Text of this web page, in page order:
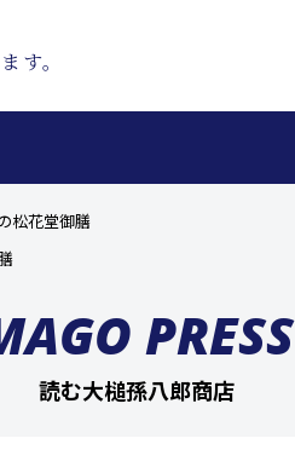
す。
松花堂御膳
PRESS
読む大槌孫八郎商店